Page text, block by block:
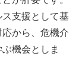
支援として基
から、危機介
機会としま